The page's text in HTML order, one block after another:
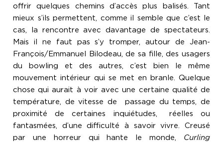
offrir quelques chemins d’accès plus balisés. Tant
mieux s’ils permettent, comme il semble que c’est le
cas, la rencontre avec davantage de spectateurs.
Mais il ne faut pas s’y tromper, autour de Jean-
François/Emmanuel Bilodeau, de sa fille, des usagers
du bowling et des autres, c’est bien le même
mouvement intérieur qui se met en branle. Quelque
chose qui aurait à voir avec une certaine qualité de
température, de vitesse de passage du temps, de
proximité de certaines inquiétudes, réelles ou
fantasmées, d’une difficulté à savoir vivre. Creusé
par une horreur qui hante le monde, Curling